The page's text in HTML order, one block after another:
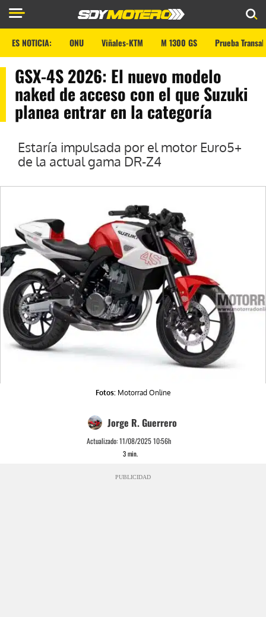
ES NOTICIA: ONU Viñales-KTM M 1300 GS Prueba
GSX-4S 2026: El nuevo modelo
naked de acceso con el que Suzuki
planea entrar en la categoría
Estaría impulsada por el motor Euro5+
de la actual gama DR-Z4
Fotos:Motorrad Online
Jorge R. Guerrero
Actualizado:11/08/2025 10:56h
3min.
PUBLICIDAD